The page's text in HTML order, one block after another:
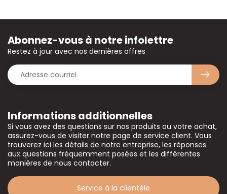
Informations additionnelles
Si vous avez des questions sur nos produits ou votre achat,
assurez-vous de visiter notre page de service client. Vous
trouverez ici les détails de notre entreprise, les réponses
aux questions fréquemment posées et les différentes
manières de nous contacter.
Service à la clientèle
Abonnez-vous à notre infolettre
Restez à jour avec nos dernières offres